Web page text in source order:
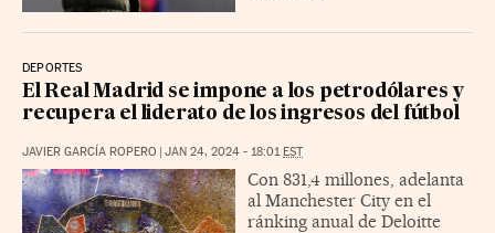
DEPORTES
El Real Madrid se impone a los petrodólares y
recupera el liderato de los ingresos del fútbol
JAVIER GARCÍA ROPERO | JAN 24, 2024 - 18:01EST
Con 831,4 millones, adelanta
al Manchester City en el
ránking anual de Deloitte